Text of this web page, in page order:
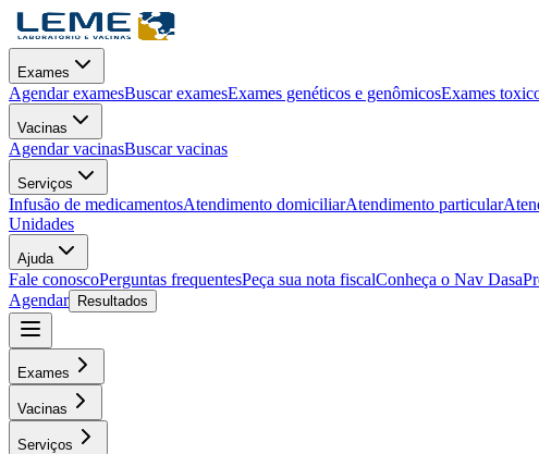
Exames
Agendar examesBuscar examesExames genéticos e genômicosExames
Vacinas
Agendar vacinasBuscar vacinas
Serviços
Infusão de medicamentosAtendimento domiciliarAtendimento particular
Unidades
Ajuda
Fale conoscoPerguntas frequentesPeça sua nota fiscalConheça o Nav Dasa
Agendar
Resultados
Exames
Vacinas
Serviços